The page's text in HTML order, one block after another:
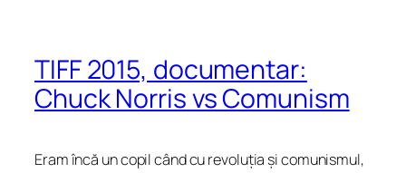
TIFF 2015, documentar:
Chuck Norris vs Comunism
Eram încă un copil când cu revoluția și comunismul,